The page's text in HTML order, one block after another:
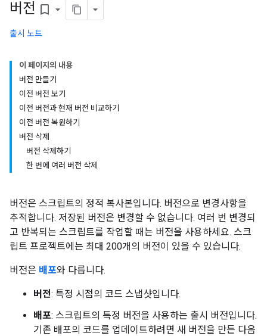
버전 bookmark_border
출시 노트
이 페이지의 내용
버전 만들기
이전 버전 보기
이전 버전과 현재 버전 비교하기
이전 버전 복원하기
버전 삭제
버전 삭제하기
한 번에 여러 버전 삭제
버전은 스크립트의 정적 복사본입니다. 버전으로 변경사항을
추적합니다. 저장된 버전은 변경할 수 없습니다. 여러 번 변경되
고 반복되는 스크립트를 작업할 때는 버전을 사용하세요. 스크
립트 프로젝트에는 최대 200개의 버전이 있을 수 있습니다.
버전은 배포와 다릅니다.
버전: 특정 시점의 코드 스냅샷입니다.
배포: 스크립트의 특정 버전을 사용하는 출시 버전입니다.
기존 배포의 코드를 업데이트하려면 새 버전을 만든 다음